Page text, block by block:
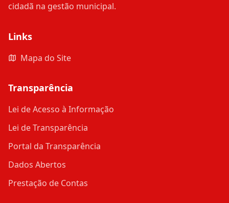
cidadã na gestão municipal.
Links
Mapa do Site
Transparência
Lei de Acesso à Informação
Lei de Transparência
Portal da Transparência
Dados Abertos
Prestação de Contas